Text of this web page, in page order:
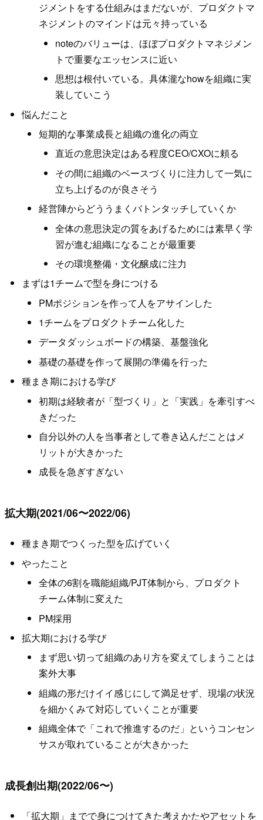
ジメントをする仕組みはまだないが、プロダクトマ
ネジメントのマインドは元々持っている
noteのバリューは、ほぼプロダクトマネジメン
トで重要なエッセンスに近い
思想は根付いている。具体瀧なhowを組織に実
装していこう
悩んだこと
短期的な事業成長と組織の進化の両立
直近の意思決定はある程度CEO/CXOに頼る
その間に組織のベースづくりに注力して一気に
立ち上げるのが良さそう
経営陣からどううまくバトンタッチしていくか
全体の意思決定の質をあげるためには素早く学
習が進む組織になることが最重要
その環境整備・文化醸成に注力
まずは1チームで型を身につける
PMポジションを作って人をアサインした
1チームをプロダクトチーム化した
データダッシュボードの構築、基盤強化
基礎の基礎を作って展開の準備を行った
種まき期における学び
初期は経験者が「型づくり」と「実践」を牽引すべ
きだった
自分以外の人を当事者として巻き込んだことはメ
リットが大きかった
成長を急ぎすぎない
拡大期(2021/06〜2022/06)
種まき期でつくった型を広げていく
やったこと
全体の6割を職能組織/PJT体制から、プロダクト
チーム体制に変えた
PM採用
拡大期における学び
まず思い切って組織のあり方を変えてしまうことは
案外大事
組織の形だけイイ感じにして満足せず、現場の状況
を細かくみて対応していくことが重要
組織全体で「これで推進するのだ」というコンセン
サスが取れていることが大きかった
成長創出期(2022/06〜)
「拡大期」までで身につけてきた考えかたやアセットを